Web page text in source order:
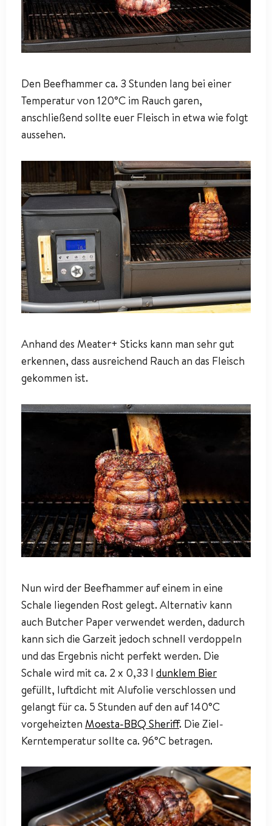
Den Beefhammer ca. 3 Stunden lang bei einer
Temperatur von 120°C im Rauch garen,
anschließend sollte euer Fleisch in etwa wie folgt
aussehen.
Anhand des Meater+ Sticks kann man sehr gut
erkennen, dass ausreichend Rauch an das Fleisch
gekommen ist.
Nun wird der Beefhammer auf einem in eine
Schale liegenden Rost gelegt. Alternativ kann
auch Butcher Paper verwendet werden, dadurch
kann sich die Garzeit jedoch schnell verdoppeln
und das Ergebnis nicht perfekt werden. Die
Schale wird mit ca. 2 x 0,33 l dunklem Bier
gefüllt, luftdicht mit Alufolie verschlossen und
gelangt für ca. 5 Stunden auf den auf 140°C
vorgeheizten Moesta-BBQ Sheriff. Die Ziel-
Kerntemperatur sollte ca. 96°C betragen.